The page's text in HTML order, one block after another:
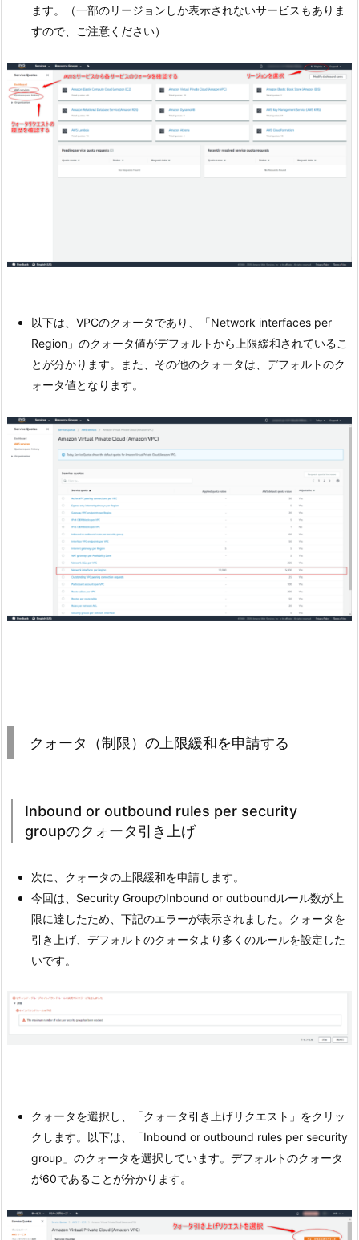
ます。（一部のリージョンしか表示されないサービスもありま
すので、ご注意ください）
以下は、VPCのクォータであり、「Network interfaces per
Region」のクォータ値がデフォルトから上限緩和されているこ
とが分かります。また、その他のクォータは、デフォルトのク
ォータ値となります。
クォータ（制限）の上限緩和を申請する
Inbound or outbound rules per security
groupのクォータ引き上げ
次に、クォータの上限緩和を申請します。
今回は、Security GroupのInbound or outboundルール数が上
限に達したため、下記のエラーが表示されました。クォータを
引き上げ、デフォルトのクォータより多くのルールを設定した
いです。
クォータを選択し、「クォータ引き上げリクエスト」をクリッ
クします。以下は、「Inbound or outbound rules per security
group」のクォータを選択しています。デフォルトのクォータ
が60であることが分かります。